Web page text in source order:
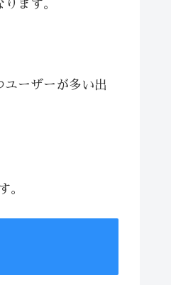
ます。
ーザーが多い出
。